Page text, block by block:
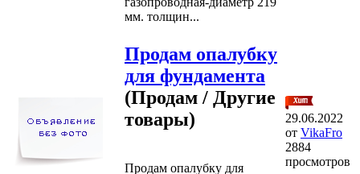
мм. толщин...
Продам опалубку
для фундамента
(Продам / Другие
товары)
Продам опалубку для
29.06.2022
от VikaFro
2884
просмотров